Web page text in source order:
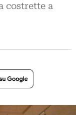
costrette a